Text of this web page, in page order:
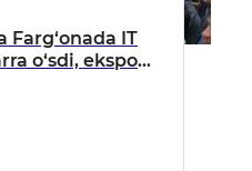
Farg‘onada IT
o‘sdi, eksport